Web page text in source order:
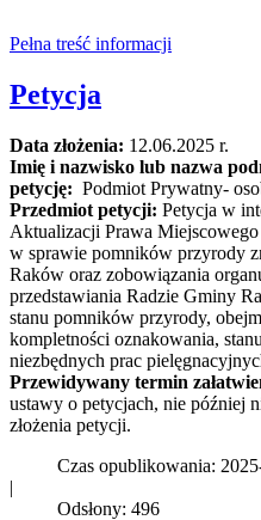
Pełna treść informacji
Petycja
Data złożenia: 12.06.2025 r.
Imię i nazwisko lub nazwa
petycję: Podmiot Prywatny-
Przedmiot petycji: Petycja w
Aktualizacji Prawa
w sprawie pomników przyrody
Raków oraz zobowiązania
przedstawiania Radzie Gminy
stanu pomników przyrody,
kompletności oznakowania,
niezbędnych prac
Przewidywany termin
ustawy o petycjach, nie później
złożenia petycji.
Czas opublikowania:
|
Odsłony: 496